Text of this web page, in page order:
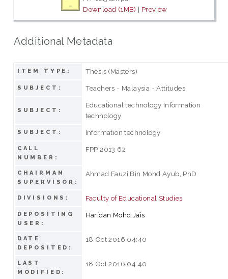
Download (1MB) | Preview
Additional Metadata
ITEM TYPE: Thesis (Masters)
SUBJECT: Teachers - Malaysia - Attitudes
SUBJECT:
Educational technology Information
technology.
SUBJECT: Information technology
CALL
NUMBER:
FPP 2013 62
CHAIRMAN
SUPERVISOR:
Ahmad Fauzi Bin Mohd Ayub, PhD
DIVISIONS: Faculty of Educational Studies
DEPOSITING
USER:
Haridan Mohd Jais
DATE
DEPOSITED:
18 Oct 2016 04:40
LAST
MODIFIED:
18 Oct 2016 04:40